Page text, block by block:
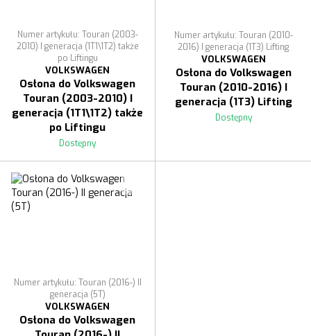
Numer artykułu: Touran (2003-
2010) I generacja (1T1\1T2) także
po Liftingu
VOLKSWAGEN
Osłona do Volkswagen
Touran (2003-2010) I
generacja (1T1\1T2) także
po Liftingu
Dostępny
Numer artykułu: Touran (2010-
2016) I generacja (1T3) Lifting
VOLKSWAGEN
Osłona do Volkswagen
Touran (2010-2016) I
generacja (1T3) Lifting
Dostępny
Numer artykułu: Touran (2016-) II
generacja (5T)
VOLKSWAGEN
Osłona do Volkswagen